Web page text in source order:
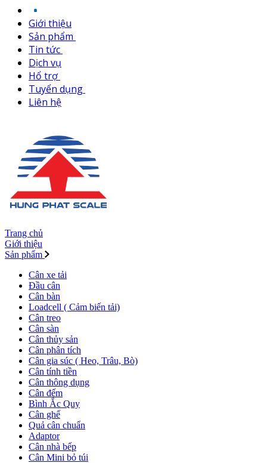
Giới thiệu
Sản phẩm
Tin tức
Dịch vụ
Hổ trợ
Tuyển dụng
Liên hệ
Trang chủ
Giới thiệu
Sản phẩm
Cân xe tải
Đầu cân
Cân bàn
Loadcell ( Cảm biến tải)
Cân treo
Cân sàn
Cân thủy sản
Cân phân tích
Cân gia súc ( Heo, Trâu, Bò)
Cân tính tiền
Cân thông dụng
Cân đếm
Bình Ắc Quy
Cân ghế
Quả cân chuẩn
Adaptor
Cân nhà bếp
Cân Mini bỏ túi